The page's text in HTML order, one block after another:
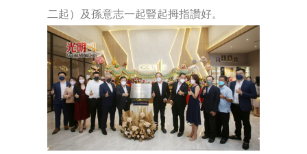
二起）及孫意志一起豎起拇指讚好。